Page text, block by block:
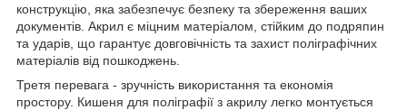
конструкцію, яка забезпечує безпеку та збереження ваших
документів. Акрил є міцним матеріалом, стійким до подряпин
та ударів, що гарантує довговічність та захист поліграфічних
матеріалів від пошкоджень.
Третя перевага - зручність використання та економія
простору. Кишеня для поліграфії з акрилу легко монтується